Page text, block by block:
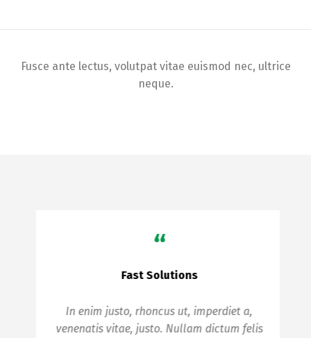
Fusce ante lectus, volutpat vitae euismod nec, ultrice
neque.
“
Fast Solutions
In enim justo, rhoncus ut, imperdiet a,
venenatis vitae, justo. Nullam dictum felis